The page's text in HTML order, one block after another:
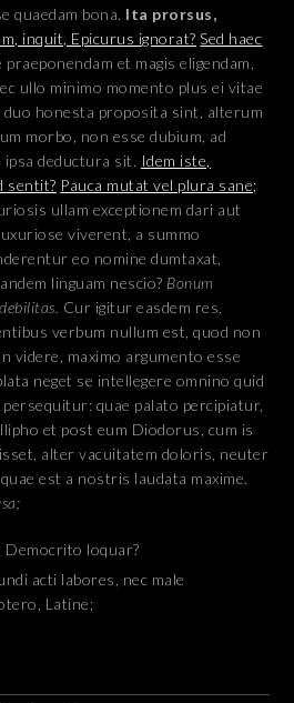
quaedam bona. Ita prorsus,
inquit, Epicurus ignorat? Sed haec
praeponendam et magis eligendam,
ullo minimo momento plus ei vitae
duo honesta proposita sint, alterum
morbo, non esse dubium, ad
deductura sit. Idem iste,
sentit? Pauca mutat vel plura sane;
ullam exceptionem dari aut
viverent, a summo
eo nomine dumtaxat,
linguam nescio? Bonum
Cur igitur easdem res,
verbum nullum est, quod non
videre, maximo argumento esse
neget se intellegere omnino quid
quae palato percipiatur,
et post eum Diodorus, cum is
alter vacuitatem doloris, neuter
est a nostris laudata maxime.
Democrito loquar?
acti labores, nec male
Latine;